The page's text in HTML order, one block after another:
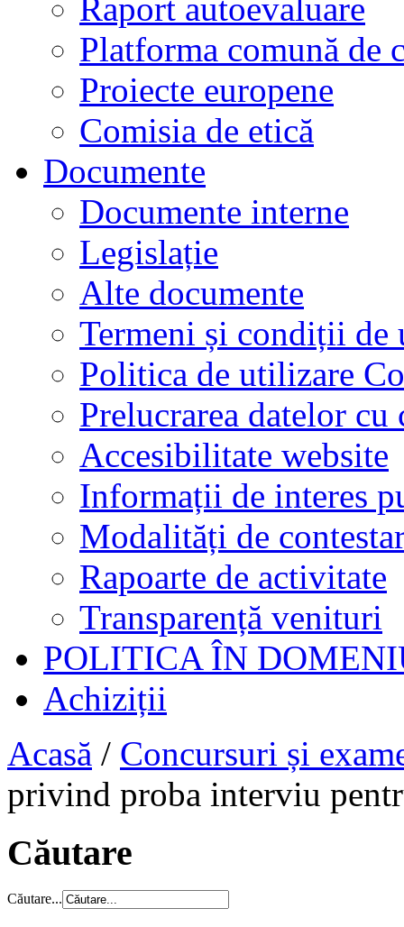
Raport autoevaluare
Platforma comună de
Proiecte europene
Comisia de etică
Documente
Documente interne
Legislație
Alte documente
Termeni și condiții de
Politica de utilizare
Prelucrarea datelor cu
Accesibilitate website
Informații de interes
Modalități de
Rapoarte de activitate
Transparență venituri
POLITICA ÎN
Achiziții
Acasă / Concursuri și
privind proba interviu
Căutare
Căutare...